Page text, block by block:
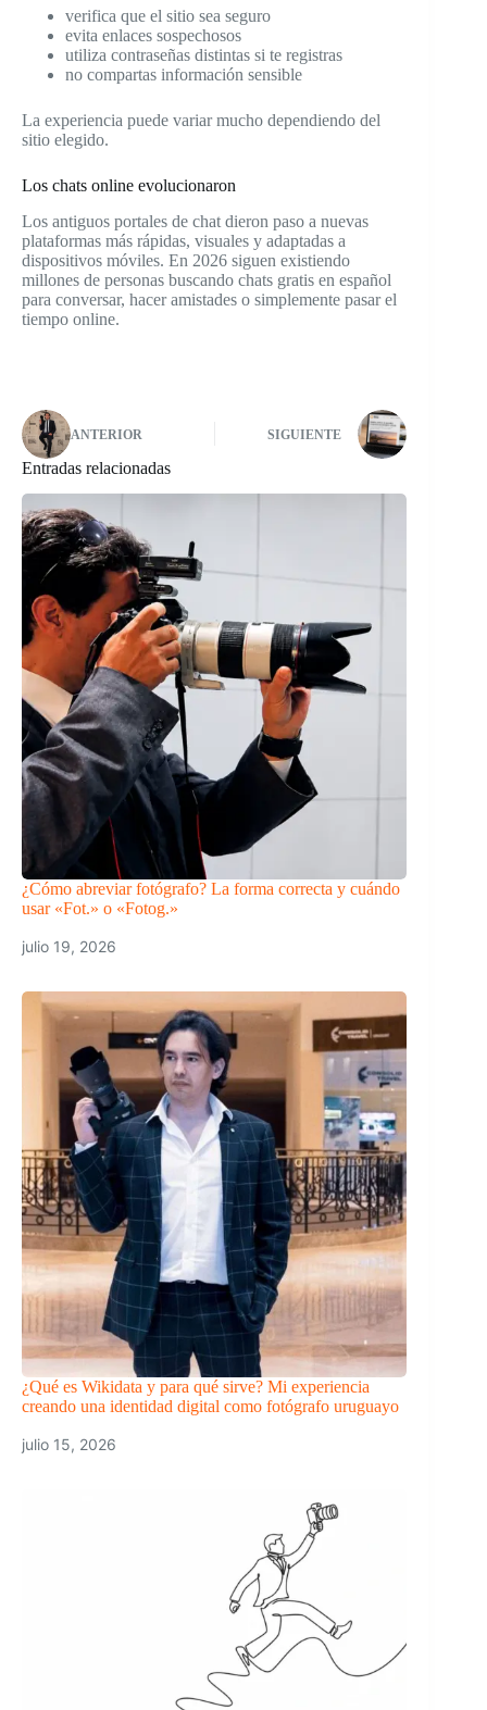
verifica que el sitio sea seguro
evita enlaces sospechosos
utiliza contraseñas distintas si te registras
no compartas información sensible
La experiencia puede variar mucho dependiendo del
sitio elegido.
Los chats online evolucionaron
Los antiguos portales de chat dieron paso a nuevas
plataformas más rápidas, visuales y adaptadas a
dispositivos móviles. En 2026 siguen existiendo
millones de personas buscando chats gratis en español
para conversar, hacer amistades o simplemente pasar el
tiempo online.
ANTERIOR SIGUIENTE
Entradas relacionadas
¿Cómo abreviar fotógrafo? La forma correcta y cuándo
usar «Fot.» o «Fotog.»
julio 19, 2026
¿Qué es Wikidata y para qué sirve? Mi experiencia
creando una identidad digital como fotógrafo uruguayo
julio 15, 2026